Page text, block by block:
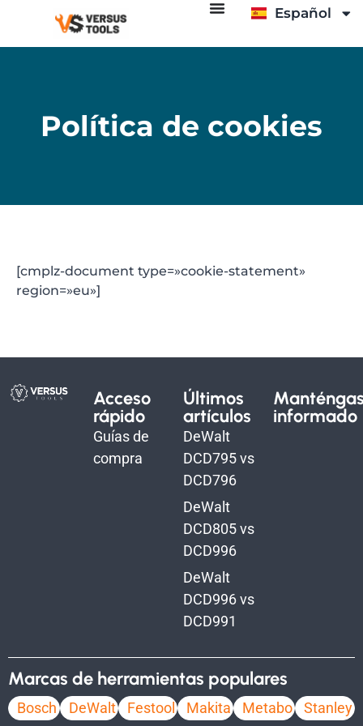
Español
Italiano
Política de cookies
[cmplz-document type=»cookie-statement»
region=»eu»]
Acceso
rápido
Guías de
compra
Últimos
artículos
DeWalt
DCD795 vs
DCD796
DeWalt
DCD805 vs
DCD996
DeWalt
DCD996 vs
DCD991
informado
Marcas de herramientas populares
Bosch DeWalt Festool Makita Metabo Stanley